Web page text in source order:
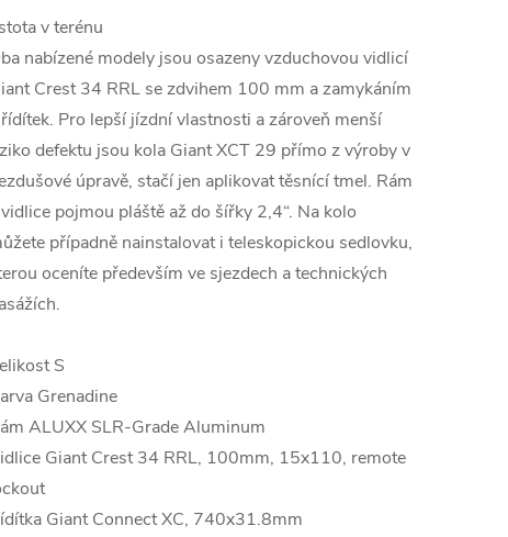
v terénu
nabízené modely jsou osazeny vzduchovou vidlicí
Crest 34 RRL se zdvihem 100 mm a zamykáním
Pro lepší jízdní vlastnosti a zároveň menší
defektu jsou kola Giant XCT 29 přímo z výroby v
úpravě, stačí jen aplikovat těsnící tmel. Rám
pojmou pláště až do šířky 2,4“. Na kolo
případně nainstalovat i teleskopickou sedlovku,
oceníte především ve sjezdech a technických
S
Grenadine
ALUXX SLR-Grade Aluminum
Giant Crest 34 RRL, 100mm, 15x110, remote
Giant Connect XC, 740x31.8mm